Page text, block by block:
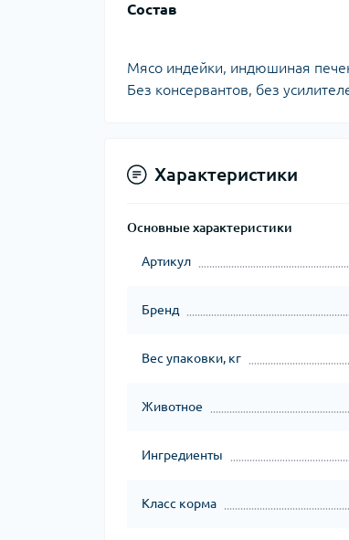
Состав
Мясо индейки, индюшиная
Без консервантов, без
Характеристики
Основные характеристики
Артикул
Бренд
Вес упаковки, кг
Животное
Ингредиенты
Класс корма